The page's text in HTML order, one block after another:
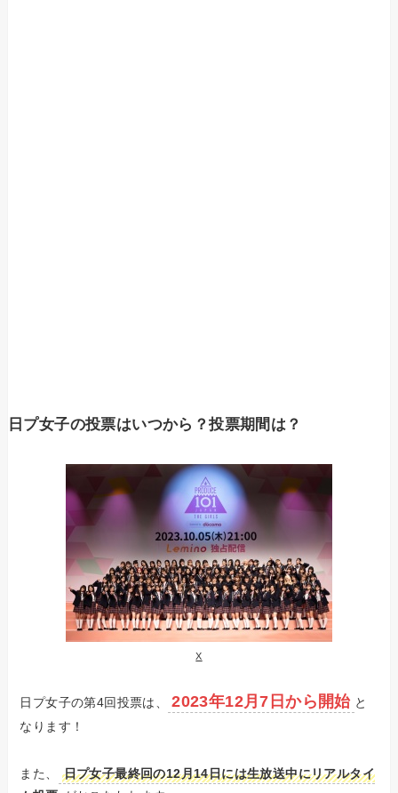
日プ女子の投票はいつから？投票期間は？
X
日プ女子の第4回投票は、 2023年12月7日から開始 と
なります！
また、
日プ女子最終回の12月14日には生放送中にリアルタイ